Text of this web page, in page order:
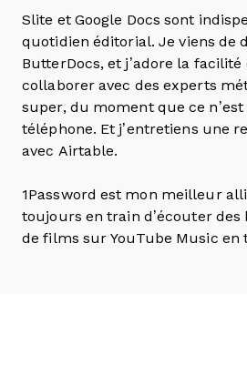
Slite et Google Docs sont
quotidien éditorial. Je viens de
ButterDocs, et j’adore la
collaborer avec des experts
super, du moment que ce
téléphone. Et j’entretiens une
avec Airtable.
1Password est mon meilleur
toujours en train d’écouter des
de films sur YouTube Music en